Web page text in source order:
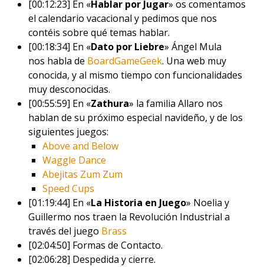
[00:12:23] En «Hablar por Jugar» os comentamos
el calendario vacacional y pedimos que nos
contéis sobre qué temas hablar.
[00:18:34] En «Dato por Liebre» Ángel Mula
nos habla de BoardGameGeek. Una web muy
conocida, y al mismo tiempo con funcionalidades
muy desconocidas.
[00:55:59] En «Zathura» la familia Allaro nos
hablan de su próximo especial navideño, y de los
siguientes juegos:
Above and Below
Waggle Dance
Abejitas Zum Zum
Speed Cups
[01:19:44] En «La Historia en Juego» Noelia y
Guillermo nos traen la Revolución Industrial a
través del juego Brass
[02:04:50] Formas de Contacto.
[02:06:28] Despedida y cierre.